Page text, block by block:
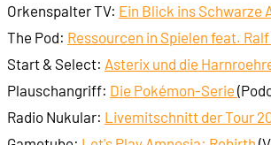
Orkenspalter TV: Ein Blick ins Schwarze
The Pod: Ressourcen in Spielen feat.
Start & Select: Asterix und die
Plauschangriff: Die Pokémon-Serie
Radio Nukular: Livemitschnitt der Tour